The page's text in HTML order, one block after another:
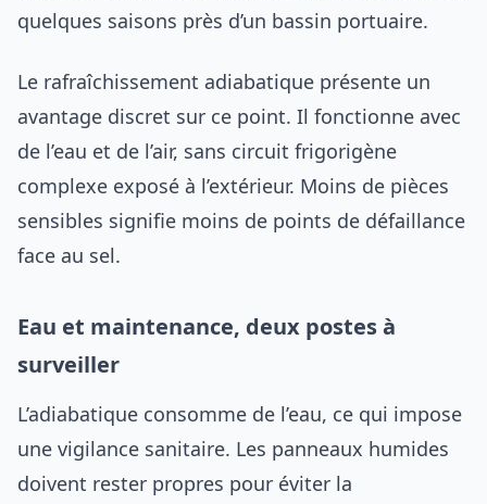
quelques saisons près d’un bassin portuaire.
Le rafraîchissement adiabatique présente un
avantage discret sur ce point. Il fonctionne avec
de l’eau et de l’air, sans circuit frigorigène
complexe exposé à l’extérieur. Moins de pièces
sensibles signifie moins de points de défaillance
face au sel.
Eau et maintenance, deux postes à
surveiller
L’adiabatique consomme de l’eau, ce qui impose
une vigilance sanitaire. Les panneaux humides
doivent rester propres pour éviter la